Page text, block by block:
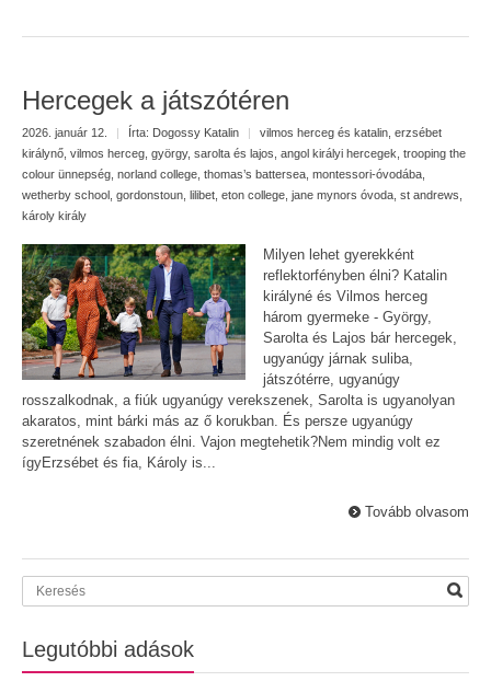
Hercegek a játszótéren
2026. január 12. | Írta: Dogossy Katalin | vilmos herceg és katalin erzsébet
királynő vilmos herceg györgy, sarolta és lajos angol királyi hercegek trooping the
colour ünnepség norland college thomas’s battersea montessori-óvodába
wetherby school gordonstoun lilibet eton college jane mynors óvoda st andrews
károly király
Milyen lehet gyerekként
reflektorfényben élni? Katalin
királyné és Vilmos herceg
három gyermeke - György,
Sarolta és Lajos bár hercegek,
ugyanúgy járnak suliba,
játszótérre, ugyanúgy
rosszalkodnak, a fiúk ugyanúgy verekszenek, Sarolta is ugyanolyan
akaratos, mint bárki más az ő korukban. És persze ugyanúgy
szeretnének szabadon élni. Vajon megtehetik?Nem mindig volt ez
ígyErzsébet és fia, Károly is...
Tovább olvasom
Legutóbbi adások